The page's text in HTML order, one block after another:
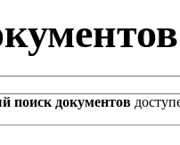
поиск документов